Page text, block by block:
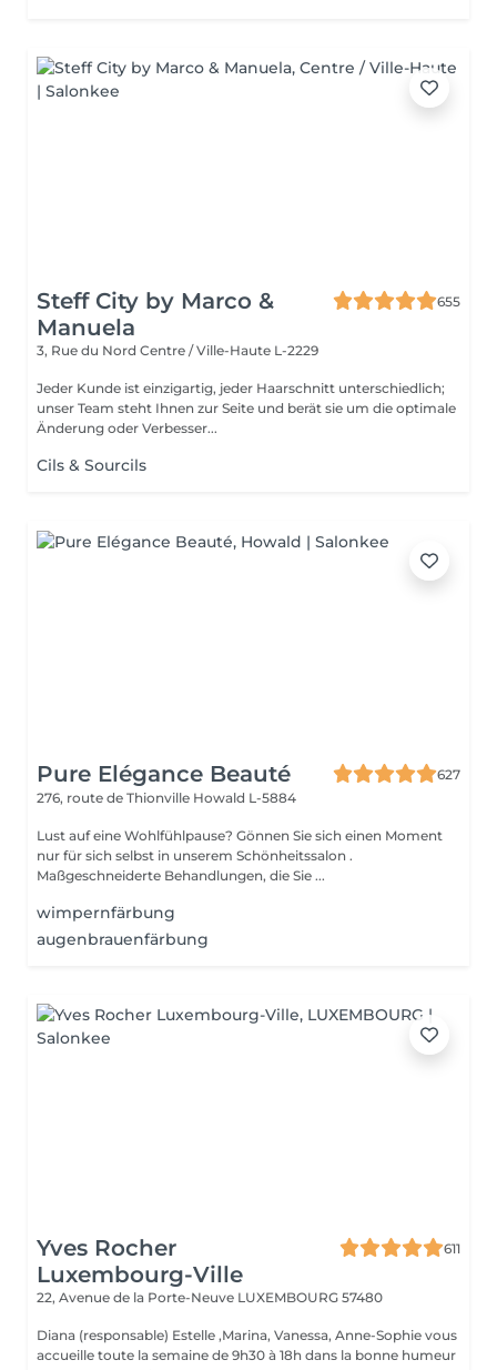
Steff City by Marco &
Manuela
655
3, Rue du Nord Centre / Ville-Haute L-2229
Jeder Kunde ist einzigartig, jeder Haarschnitt unterschiedlich;
unser Team steht Ihnen zur Seite und berät sie um die optimale
Änderung oder Verbesser...
Cils & Sourcils
Pure Elégance Beauté
627
276, route de Thionville Howald L-5884
Lust auf eine Wohlfühlpause? Gönnen Sie sich einen Moment
nur für sich selbst in unserem Schönheitssalon .
Maßgeschneiderte Behandlungen, die Sie ...
wimpernfärbung
augenbrauenfärbung
Yves Rocher
Luxembourg-Ville
611
22, Avenue de la Porte-Neuve LUXEMBOURG 57480
Diana (responsable) Estelle ,Marina, Vanessa, Anne-Sophie vous
accueille toute la semaine de 9h30 à 18h dans la bonne humeur